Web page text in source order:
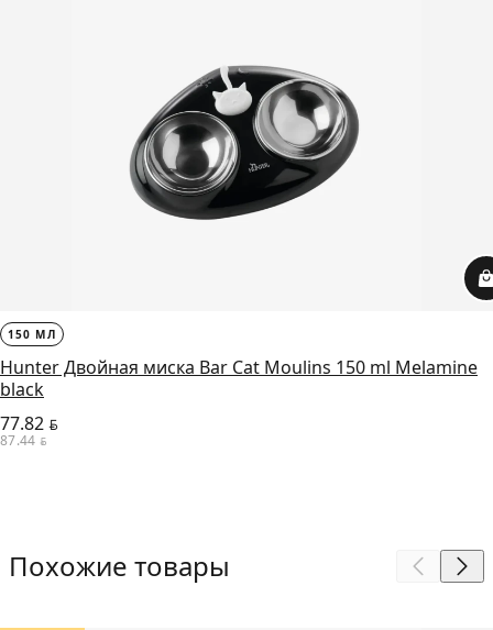
150 МЛ
Hunter Двойная миска Bar Cat Moulins 150 ml Melamine
black
77.82 BYN
87.44 BYN
Похожие товары